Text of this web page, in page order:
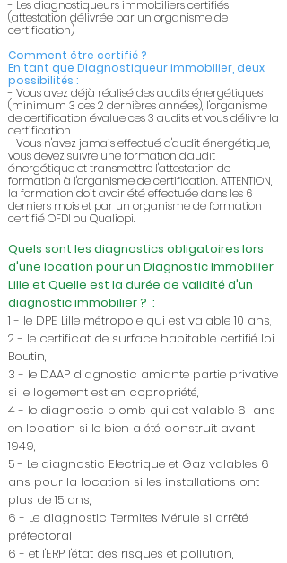
- Les diagnostiqueurs immobiliers certifiés
(attestation délivrée par un organisme de
certification)
Comment être certifié ?
En tant que Diagnostiqueur immobilier, deux
possibilités :
- Vous avez déjà réalisé des audits énergétiques
(minimum 3 ces 2 dernières années), l'organisme
de certification évalue ces 3 audits et vous délivre la
certification.
- Vous n'avez jamais effectué d'audit énergétique,
vous devez suivre une formation d'audit
énergétique et transmettre l'attestation de
formation à l'organisme de certification. ATTENTION,
la formation doit avoir été effectuée dans les 6
derniers mois et par un organisme de formation
certifié OFDI ou Qualiopi.
Quels sont les diagnostics obligatoires lors
d'une location pour un Diagnostic Immobilier
Lille et Quelle est la durée de validité d'un
diagnostic immobilier ? :
1 - le DPE Lille métropole qui est valable 10 ans,
2 - le certificat de surface habitable certifié loi
Boutin,
3 - le DAAP diagnostic amiante partie privative
si le logement est en copropriété,
4 - le diagnostic plomb qui est valable 6 ans
en location si le bien a été construit avant
1949,
5 - Le diagnostic Electrique et Gaz valables 6
ans pour la location si les installations ont
plus de 15 ans,
6 - Le diagnostic Termites Mérule si arrêté
préfectoral
6 - et l'ERP l'état des risques et pollution,